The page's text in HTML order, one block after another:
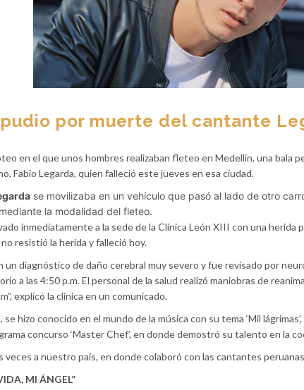
por muerte del cantante
en el que unos hombres realizaban fleteo en Medellín, una bala
Fabio Legarda, quien falleció este jueves en esa ciudad.
se movilizaba en un vehículo que pasó al lado de otro
la modalidad del fleteo.
inmediatamente a la sede de la Clínica León XIII con una herida
resistió la herida y falleció hoy.
un diagnóstico de daño cerebral muy severo y fue revisado por
a las 4:50 p.m. El personal de la salud realizó maniobras de
explicó la clínica en un comunicado.
se hizo conocido en el mundo de la música con su tema ‘Mil
concurso ‘Master Chef’, en donde demostró su talento en la
veces a nuestro país, en donde colaboró con las cantantes
MI ÁNGEL”